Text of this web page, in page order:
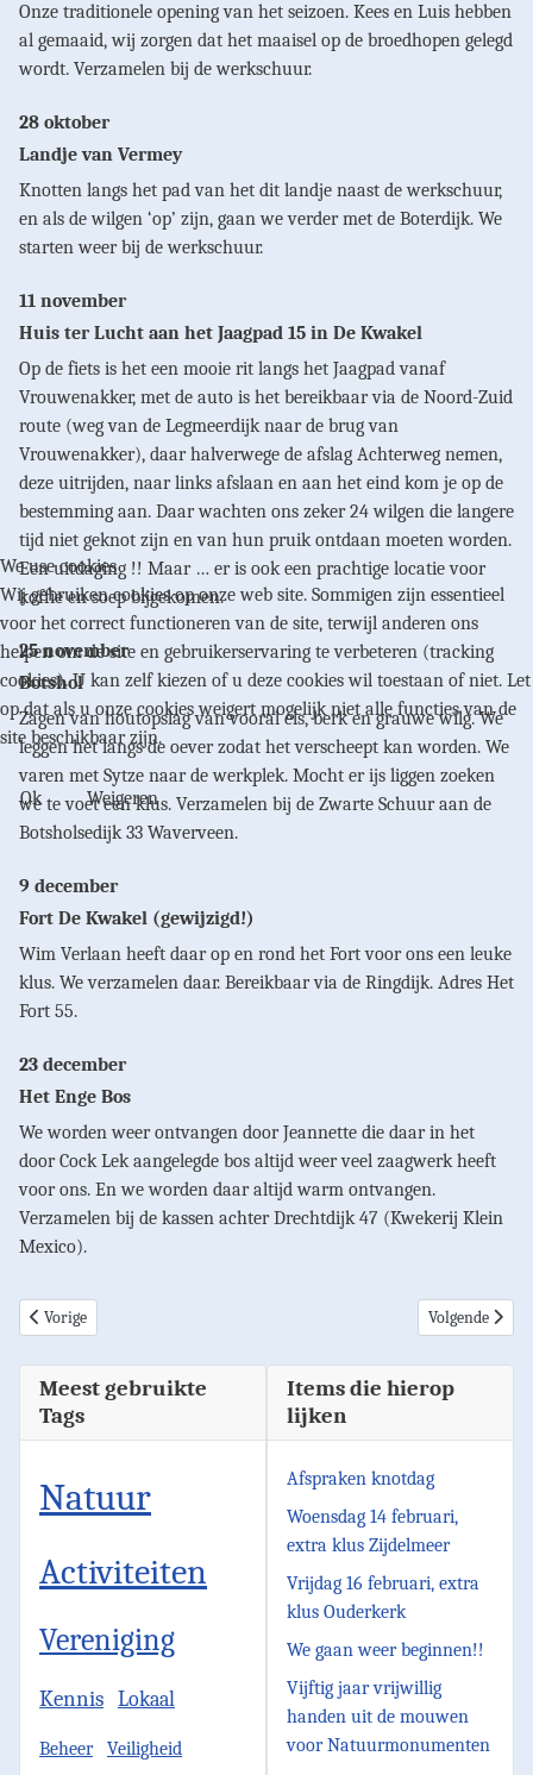
Onze traditionele opening van het seizoen. Kees en Luis hebben
al gemaaid, wij zorgen dat het maaisel op de broedhopen gelegd
wordt. Verzamelen bij de werkschuur.
28 oktober
Landje van Vermey
Knotten langs het pad van het dit landje naast de werkschuur,
en als de wilgen ‘op’ zijn, gaan we verder met de Boterdijk. We
starten weer bij de werkschuur.
11 november
Huis ter Lucht aan het Jaagpad 15 in De Kwakel
Op de fiets is het een mooie rit langs het Jaagpad vanaf
Vrouwenakker, met de auto is het bereikbaar via de Noord-Zuid
route (weg van de Legmeerdijk naar de brug van
Vrouwenakker), daar halverwege de afslag Achterweg nemen,
deze uitrijden, naar links afslaan en aan het eind kom je op de
bestemming aan. Daar wachten ons zeker 24 wilgen die langere
tijd niet geknot zijn en van hun pruik ontdaan moeten worden.
Een uitdaging !! Maar … er is ook een prachtige locatie voor
koffie en soep bijgekomen.
25 november
Botshol
Zagen van houtopslag van vooral els, berk en grauwe wilg. We
leggen het langs de oever zodat het verscheept kan worden. We
varen met Sytze naar de werkplek. Mocht er ijs liggen zoeken
we te voet een klus. Verzamelen bij de Zwarte Schuur aan de
Botsholsedijk 33 Waverveen.
9 december
Fort De Kwakel (gewijzigd!)
Wim Verlaan heeft daar op en rond het Fort voor ons een leuke
klus. We verzamelen daar. Bereikbaar via de Ringdijk. Adres Het
Fort 55.
23 december
Het Enge Bos
We worden weer ontvangen door Jeannette die daar in het
door Cock Lek aangelegde bos altijd weer veel zaagwerk heeft
voor ons. En we worden daar altijd warm ontvangen.
Verzamelen bij de kassen achter Drechtdijk 47 (Kwekerij Klein
Mexico).
Vorig artikel: Wijziging werkplek 9 december
Vorige Volgende
Volgende
Meest gebruikte
Tags
Natuur
Activiteiten
Vereniging
Kennis Lokaal
Beheer Veiligheid
Items die hierop
lijken
Afspraken knotdag
Woensdag 14 februari,
extra klus Zijdelmeer
Vrijdag 16 februari, extra
klus Ouderkerk
We gaan weer beginnen!!
Vijftig jaar vrijwillig
handen uit de mouwen
voor Natuurmonumenten
We use cookies
Wij gebruiken cookies op onze web site. Sommigen zijn essentieel
voor het correct functioneren van de site, terwijl anderen ons
helpen om de site en gebruikerservaring te verbeteren (tracking
cookies). U kan zelf kiezen of u deze cookies wil toestaan of niet. Let
op dat als u onze cookies weigert mogelijk niet alle functies van de
site beschikbaar zijn.
Ok Weigeren